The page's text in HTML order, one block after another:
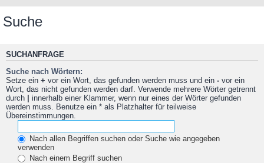
Suche
SUCHANFRAGE
Suche nach Wörtern:
Setze ein + vor ein Wort, das gefunden werden muss und ein - vor ein
Wort, das nicht gefunden werden darf. Verwende mehrere Wörter getrennt
durch | innerhalb einer Klammer, wenn nur eines der Wörter gefunden
werden muss. Benutze ein * als Platzhalter für teilweise
Übereinstimmungen.
Nach allen Begriffen suchen oder Suche wie angegeben
verwenden
Nach einem Begriff suchen